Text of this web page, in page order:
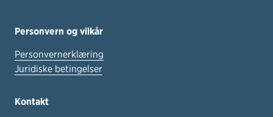
Personvern og vilkår
Personvernerklæring
Juridiske betingelser
Kontakt